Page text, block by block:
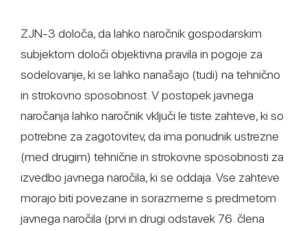
ZJN-3 določa, da lahko naročnik gospodarskim
subjektom določi objektivna pravila in pogoje za
sodelovanje, ki se lahko nanašajo (tudi) na tehnično
in strokovno sposobnost. V postopek javnega
naročanja lahko naročnik vključi le tiste zahteve, ki so
potrebne za zagotovitev, da ima ponudnik ustrezne
(med drugim) tehnične in strokovne sposobnosti za
izvedbo javnega naročila, ki se oddaja. Vse zahteve
morajo biti povezane in sorazmerne s predmetom
javnega naročila (prvi in drugi odstavek 76. člena